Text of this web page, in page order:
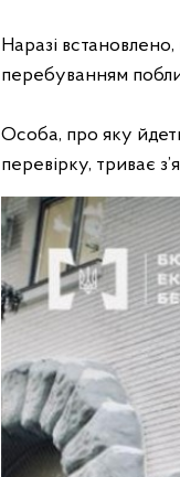
Наразі
перебуванням
Особа, про яку
перевірку, триває